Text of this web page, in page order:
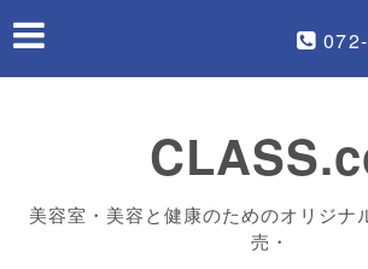
美容室・美容と健康のためのオリジナ
売・